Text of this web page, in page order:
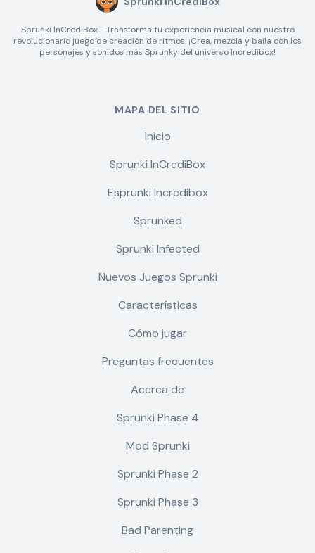
Sprunki InCrediBox - Transforma tu experiencia musical con nuestro
revolucionario juego de creación de ritmos. ¡Crea, mezcla y baila con los
personajes y sonidos más Sprunky del universo Incredibox!
MAPA DEL SITIO
Inicio
Sprunki InCrediBox
Esprunki Incredibox
Sprunked
Sprunki Infected
Nuevos Juegos Sprunki
Características
Cómo jugar
Preguntas frecuentes
Acerca de
Sprunki Phase 4
Mod Sprunki
Sprunki Phase 2
Sprunki Phase 3
Bad Parenting